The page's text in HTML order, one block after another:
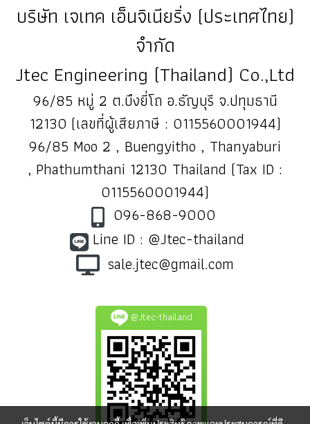
บริษัท เจเทค เอ็นจิเนียริ่ง (ประเทศไทย)
จำกัด
Jtec Engineering (Thailand) Co.,Ltd
96/85 หมู่ 2 ต.บึงยี่โถ อ.ธัญบุรี จ.ปทุมธานี
12130 (เลขที่ผู้เสียภาษี : 0115560001944)
96/85 Moo 2 , Buengyitho , Thanyaburi
, Phathumthani 12130 Thailand (Tax ID :
0115560001944)
096-868-9000
Line ID : @Jtec-thailand
sale.jtec@gmail.com
@Jtec-thailand